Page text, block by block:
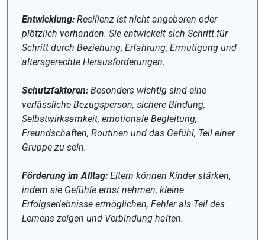
Entwicklung: Resilienz ist nicht angeboren oder
plötzlich vorhanden. Sie entwickelt sich Schritt für
Schritt durch Beziehung, Erfahrung, Ermutigung und
altersgerechte Herausforderungen.
Schutzfaktoren: Besonders wichtig sind eine
verlässliche Bezugsperson, sichere Bindung,
Selbstwirksamkeit, emotionale Begleitung,
Freundschaften, Routinen und das Gefühl, Teil einer
Gruppe zu sein.
Förderung im Alltag: Eltern können Kinder stärken,
indem sie Gefühle ernst nehmen, kleine
Erfolgserlebnisse ermöglichen, Fehler als Teil des
Lernens zeigen und Verbindung halten.